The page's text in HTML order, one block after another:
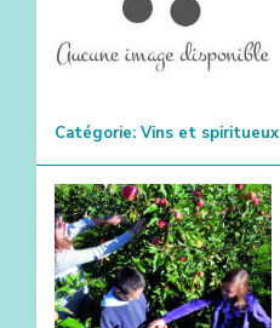
Catégorie: Vins et spiritueux